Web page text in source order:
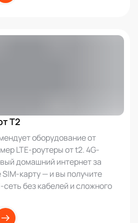
T2
оборудование от
LTE-роутеры от t2. 4G-
домашний интернет за
карту — и вы получите
без кабелей и сложного